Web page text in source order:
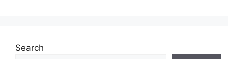
Search